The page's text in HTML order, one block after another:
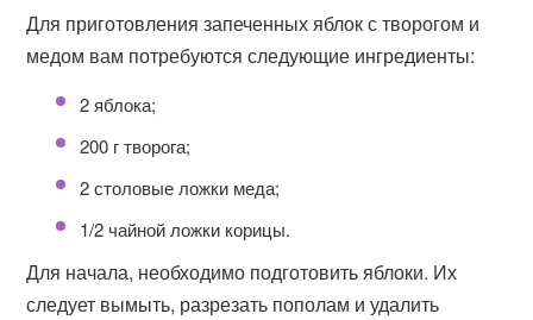
Для приготовления запеченных яблок с творогом и
медом вам потребуются следующие ингредиенты:
2 яблока;
200 г творога;
2 столовые ложки меда;
1/2 чайной ложки корицы.
Для начала, необходимо подготовить яблоки. Их
следует вымыть, разрезать пополам и удалить